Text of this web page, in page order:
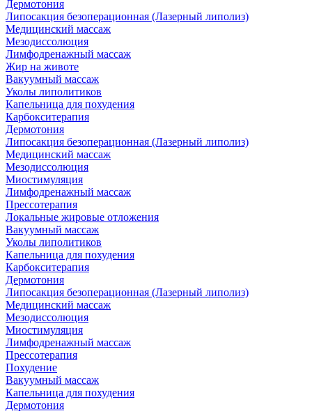
Дермотония
Липосакция безоперационная (Лазерный липолиз)
Медицинский массаж
Мезодиссолюция
Лимфодренажный массаж
Жир на животе
Вакуумный массаж
Уколы липолитиков
Капельница для похудения
Карбокситерапия
Дермотония
Липосакция безоперационная (Лазерный липолиз)
Медицинский массаж
Мезодиссолюция
Миостимуляция
Лимфодренажный массаж
Прессотерапия
Локальные жировые отложения
Вакуумный массаж
Уколы липолитиков
Капельница для похудения
Карбокситерапия
Дермотония
Липосакция безоперационная (Лазерный липолиз)
Медицинский массаж
Мезодиссолюция
Миостимуляция
Лимфодренажный массаж
Прессотерапия
Похудение
Вакуумный массаж
Капельница для похудения
Дермотония